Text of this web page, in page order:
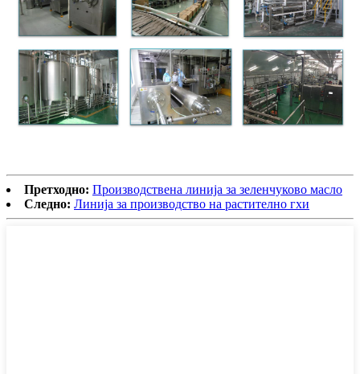
Претходно: Производствена линија за зеленчуково масло
Следно: Линија за производство на растително гхи